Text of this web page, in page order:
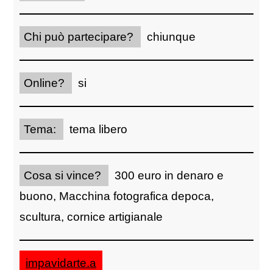
Chi può partecipare? chiunque
Online? si
Tema: tema libero
Cosa si vince?
300 euro in denaro e
buono, Macchina fotografica depoca,
scultura, cornice artigianale
impavidarte.a